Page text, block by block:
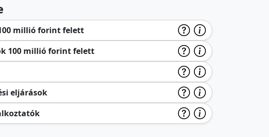
millió forint felett
100 millió forint felett
eljárások